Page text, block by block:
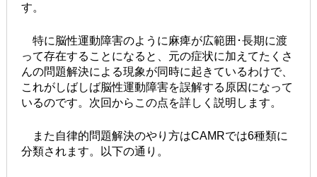
す。
特に脳性運動障害のように麻痺が広範囲･長期に渡
って存在することになると、元の症状に加えてたくさ
んの問題解決による現象が同時に起きているわけで、
これがしばしば脳性運動障害を誤解する原因になって
いるのです。次回からこの点を詳しく説明します。
また自律的問題解決のやり方はCAMRでは6種類に
分類されます。以下の通り。